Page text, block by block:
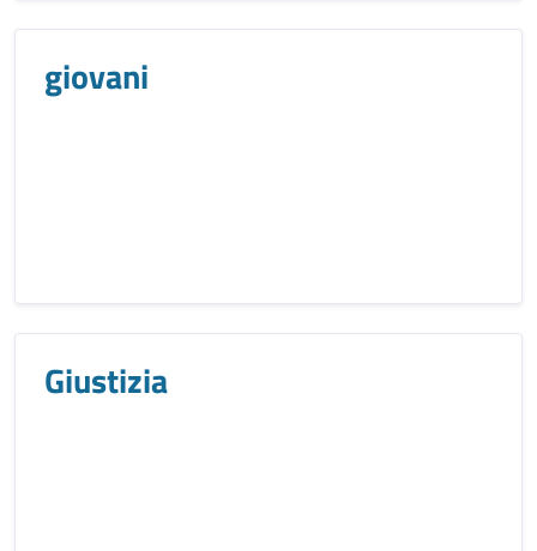
giovani
Giustizia